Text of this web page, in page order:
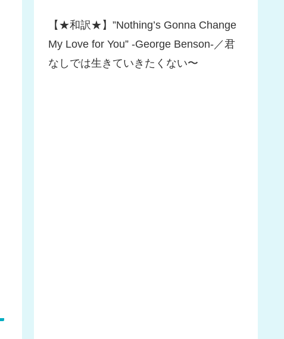
【★和訳★】”Nothing’s Gonna Change
My Love for You” -George Benson-／君
なしでは生きていきたくない〜